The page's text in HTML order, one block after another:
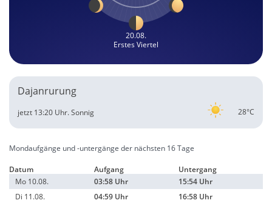
20.08.
Erstes Viertel
Dajanrurung
28°C
jetzt 13:20 Uhr.Sonnig
Mondaufgänge und -untergänge der nächsten 16 Tage
Datum Aufgang
Untergang
Mo 10.08.
03:58 Uhr
15:54 Uhr
Di 11.08.
04:59 Uhr
16:58 Uhr